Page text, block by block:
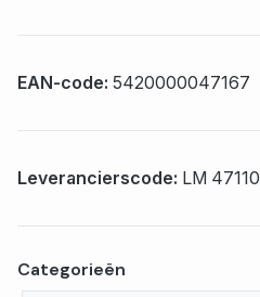
EAN-code: 5420000047167
Leverancierscode: LM 47110
Categorieën